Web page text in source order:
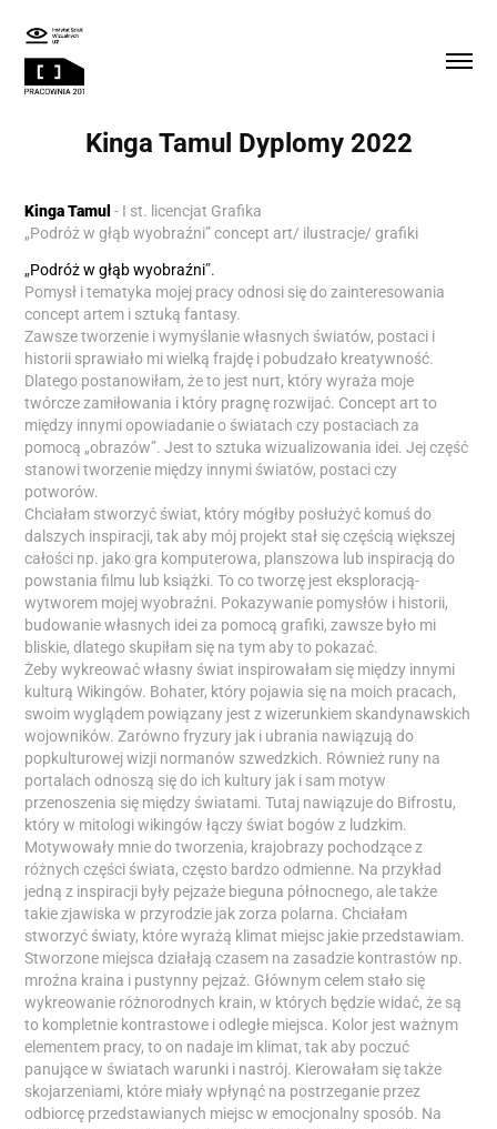
Kinga Tamul Dyplomy 2022
Kinga Tamul- I st. licencjat Grafika
„Podróż w głąb wyobraźni” concept art/ ilustracje/ grafiki
„Podróż w głąb wyobraźni”.
Pomysł i tematyka mojej pracy odnosi się do zainteresowania
concept artem i sztuką fantasy.
Zawsze tworzenie i wymyślanie własnych światów, postaci i
historii sprawiało mi wielką frajdę i pobudzało kreatywność.
Dlatego postanowiłam, że to jest nurt, który wyraża moje
twórcze zamiłowania i który pragnę rozwijać. Concept art to
między innymi opowiadanie o światach czy postaciach za
pomocą „obrazów”. Jest to sztuka wizualizowania idei. Jej część
stanowi tworzenie między innymi światów, postaci czy
potworów.
Chciałam stworzyć świat, który mógłby posłużyć komuś do
dalszych inspiracji, tak aby mój projekt stał się częścią większej
całości np. jako gra komputerowa, planszowa lub inspiracją do
powstania filmu lub książki. To co tworzę jest eksploracją-
wytworem mojej wyobraźni. Pokazywanie pomysłów i historii,
budowanie własnych idei za pomocą grafiki, zawsze było mi
bliskie, dlatego skupiłam się na tym aby to pokazać.
Żeby wykreować własny świat inspirowałam się między innymi
kulturą Wikingów. Bohater, który pojawia się na moich pracach,
swoim wyglądem powiązany jest z wizerunkiem skandynawskich
wojowników. Zarówno fryzury jak i ubrania nawiązują do
popkulturowej wizji normanów szwedzkich. Również runy na
portalach odnoszą się do ich kultury jak i sam motyw
przenoszenia się między światami. Tutaj nawiązuje do Bifrostu,
który w mitologi wikingów łączy świat bogów z ludzkim.
Motywowały mnie do tworzenia, krajobrazy pochodzące z
różnych części świata, często bardzo odmienne. Na przykład
jedną z inspiracji były pejzaże bieguna północnego, ale także
takie zjawiska w przyrodzie jak zorza polarna. Chciałam
stworzyć światy, które wyrażą klimat miejsc jakie przedstawiam.
Stworzone miejsca działają czasem na zasadzie kontrastów np.
mroźna kraina i pustynny pejzaż. Głównym celem stało się
wykreowanie różnorodnych krain, w których będzie widać, że są
to kompletnie kontrastowe i odległe miejsca. Kolor jest ważnym
elementem pracy, to on nadaje im klimat, tak aby poczuć
panujące w światach warunki i nastrój. Kierowałam się także
skojarzeniami, które miały wpłynąć na postrzeganie przez
odbiorcę przedstawianych miejsc w emocjonalny sposób. Na